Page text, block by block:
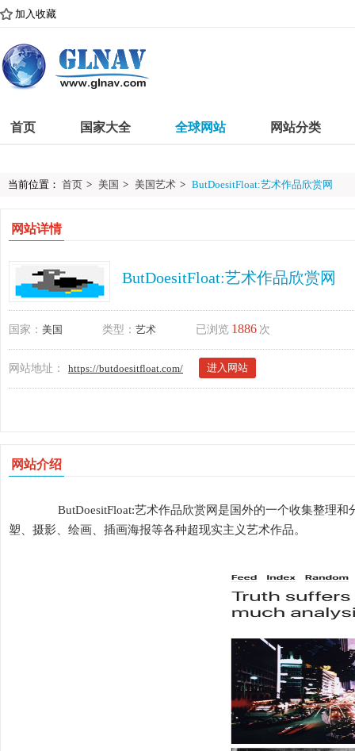
加入收藏
首页 国家大全 全球网站 网站分类
当前位置： 首页 > 美国 > 美国艺术 > ButDoesitFloat:艺术作品欣赏网
网站详情
ButDoesitFloat:艺术作品欣赏网
国家： 美国 类型： 艺术 已浏览 1886 次
网站地址： https://butdoesitfloat.com/ 进入网站
网站介绍
ButDoesitFloat:艺术作品欣赏网是国外的一个收集整理和
塑、摄影、绘画、插画海报等各种超现实主义艺术作品。